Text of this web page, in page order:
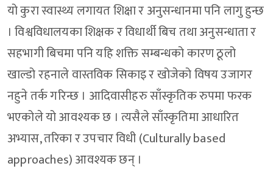
यो कुरा स्वास्थ्य लगायत शिक्षा र अनुसन्धानमा पनि लागु हुन्छ
। विश्वविधालयका शिक्षक र विधार्थी बिच तथा अनुसन्धाता र
सहभागी बिचमा पनि यहि शक्ति सम्बन्धको कारण ठूलो
खाल्डो रहनाले वास्तविक सिकाइ र खोजेको विषय उजागर
नहुने तर्क गरिन्छ । आदिवासीहरु साँस्कृतिक रुपमा फरक
भएकोले यो आवश्यक छ । त्यसैले साँस्कृतिमा आधारित
अभ्यास, तरिका र उपचार विधी (Culturally based
approaches) आवश्यक छन् ।